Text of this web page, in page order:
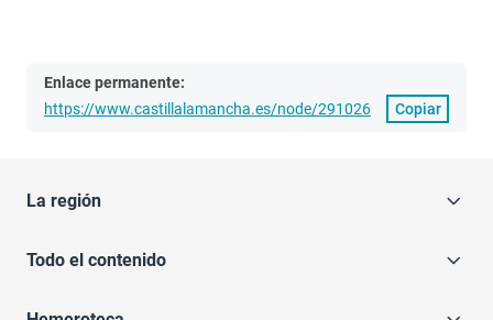
Enlace permanente:
https://www.castillalamancha.es/node/291026
Copiar
La región
Todo el contenido